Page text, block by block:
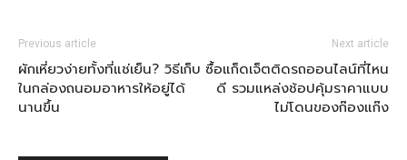
Previous article
ผักเหี่ยวง่ายทั้งที่แช่เย็น? วิธีเก็บ
ในกล่องถนอมอาหารให้อยู่ได้
นานขึ้น
Next article
ซื้อแก็ดเจ็ตติดรถออนไลน์ที่ไหน
ดี รวมแหล่งช้อปคุ้มราคาแบบ
ไม่โดนของก๊องแก๊ง